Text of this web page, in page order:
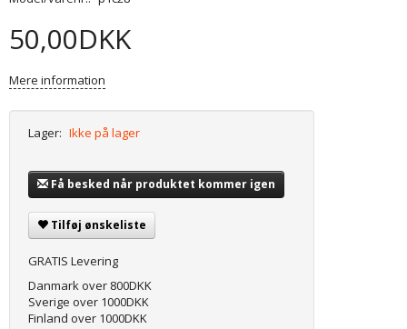
50,00DKK
Mere information
Lager: Ikke på lager
Få besked når produktet kommer igen
Tilføj ønskeliste
GRATIS Levering
Danmark over 800DKK
Sverige over 1000DKK
Finland over 1000DKK